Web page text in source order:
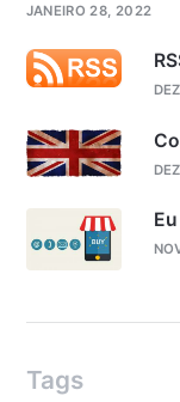
JANEIRO 28, 2022
Tags